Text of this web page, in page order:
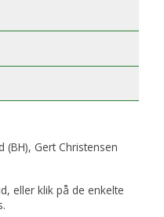
(BH), Gert Christensen
eller klik på de enkelte